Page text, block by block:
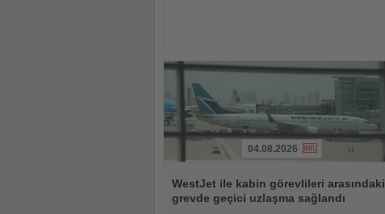
Oku
04.08.2026
WestJet ile kabin görevlileri arasındaki
grevde geçici uzlaşma sağlandı